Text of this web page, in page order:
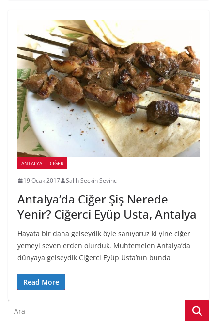
ANTALYA CIĞER
19 Ocak 2017 Salih Seckin Sevinc
Antalya’da Ciğer Şiş Nerede
Yenir? Ciğerci Eyüp Usta, Antalya
Hayata bir daha gelseydik öyle sanıyoruz ki yine ciğer
yemeyi sevenlerden olurduk. Muhtemelen Antalya’da
dünyaya gelseydik Ciğerci Eyüp Usta’nın bunda
Read More